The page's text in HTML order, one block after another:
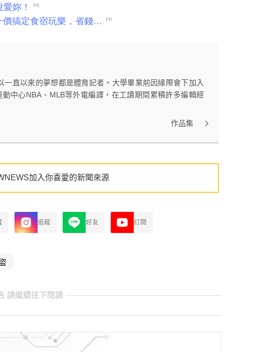
直以來的夢想都是體育記者。大學畢業前因緣際會下加入
動中心NBA、MLB等外電編譯，在工讀期間累積許多編輯經
作品集
加入你喜愛的新聞來源
追蹤 好友 訂閱
請繼續往下閱讀